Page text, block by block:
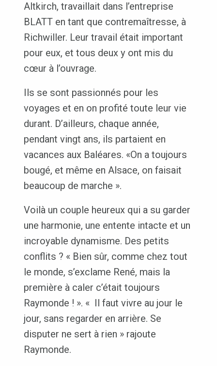
Altkirch, travaillait dans l’entreprise
BLATT en tant que contremaîtresse, à
Richwiller. Leur travail était important
pour eux, et tous deux y ont mis du
cœur à l’ouvrage.
Ils se sont passionnés pour les
voyages et en on profité toute leur vie
durant. D’ailleurs, chaque année,
pendant vingt ans, ils partaient en
vacances aux Baléares. «On a toujours
bougé, et même en Alsace, on faisait
beaucoup de marche ».
Voilà un couple heureux qui a su garder
une harmonie, une entente intacte et un
incroyable dynamisme. Des petits
conflits ? « Bien sûr, comme chez tout
le monde, s’exclame René, mais la
première à caler c’était toujours
Raymonde ! ». « Il faut vivre au jour le
jour, sans regarder en arrière. Se
disputer ne sert à rien » rajoute
Raymonde.